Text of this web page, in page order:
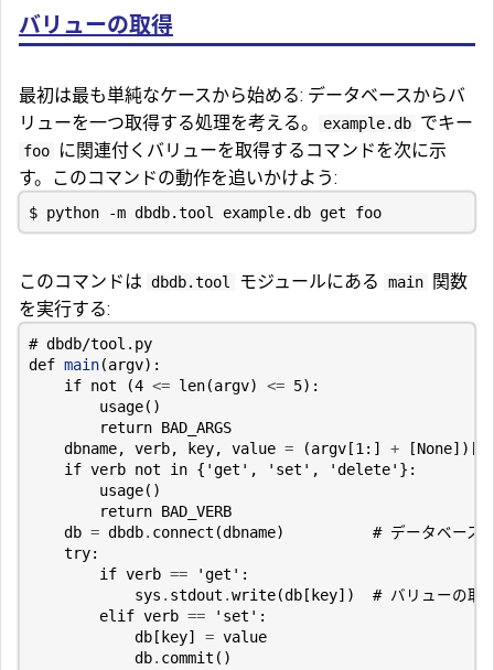
バリューの取得
最初は最も単純なケースから始める: データベースからバ
リューを一つ取得する処理を考える。
example.db でキー
foo
に関連付くバリューを取得するコマンドを次に示
す。このコマンドの動作を追いかけよう:
このコマンドは dbdb.tool モジュールにある main
関数
を実行する:
# dbdb/tool.py
def main(argv):
if not (4 <= len(argv) <= 5):
usage()
return BAD_ARGS
dbname, verb, key, value = (argv [1 :] + [None])[:
if verb not in { 'get' , 'set' , 'delete' }:
usage()
return BAD_VERB
db = dbdb. connect (dbname)
# データベース
try:
if verb == 'get' :
sys . stdout .write(db [ key])
# バリューの取
elif verb == 'set' :
db [ key] = value
db. commit ()